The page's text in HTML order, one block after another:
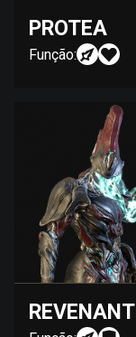
PROTEA
Função:
REVENANT